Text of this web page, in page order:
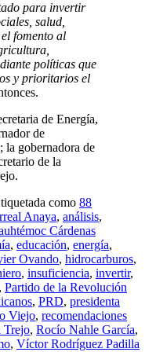
para invertir
salud,
fomento al
políticas que
y prioritarios el
de Energía,
de
gobernadora de
de la
como 88
Anaya, análisis,
Cárdenas
, educación, energía,
Ovando, hidrocarburos,
, insuficiencia, invertir,
, Partido de la Revolución
, PRD, presidenta
Viejo, recomendaciones
Trejo, Rocío Nahle García,
, Víctor Rodríguez Padilla